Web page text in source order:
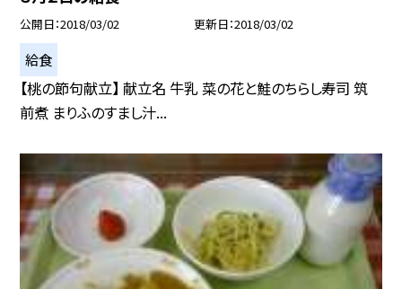
公開日 2018/03/02 更新日 2018/03/02
給食
【桃の節句献立】 献立名 牛乳 菜の花と鮭のちらし寿司 筑
前煮 まりふのすまし汁...